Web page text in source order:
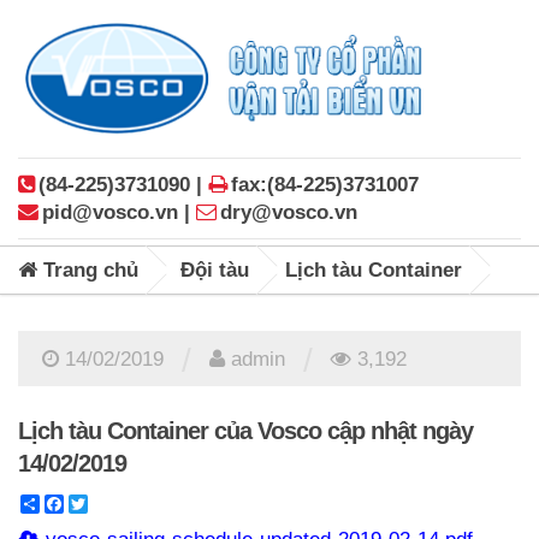
(84-225)3731090 |
fax:(84-225)3731007
pid@vosco.vn |
dry@vosco.vn
Trang chủ Đội tàu Lịch tàu Container
14/02/2019 admin 3,192
Lịch tàu Container của Vosco cập nhật ngày
14/02/2019
ShareFacebook